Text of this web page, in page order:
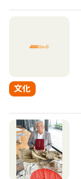
文化